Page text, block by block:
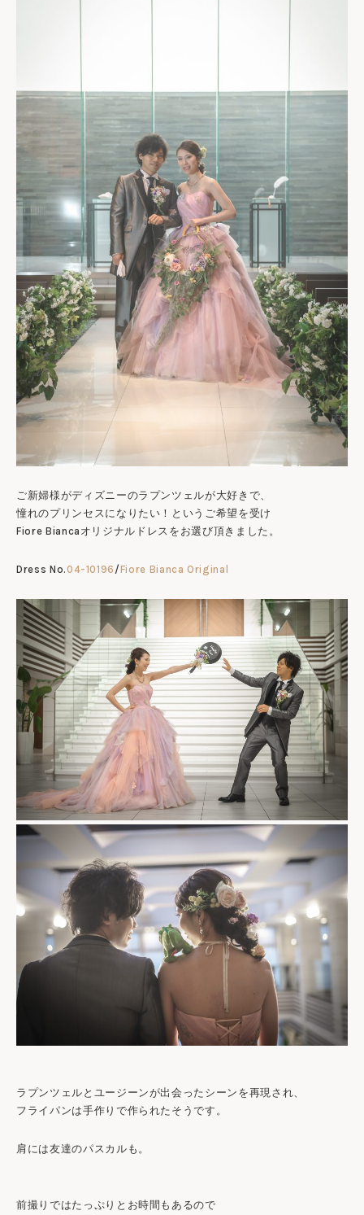
ご新婦様がディズニーのラプンツェルが大好きで、
憧れのプリンセスになりたい！というご希望を受け
Fiore Biancaオリジナルドレスをお選び頂きました。
Dress No.04-10196 /Fiore Bianca Original
ラプンツェルとユージーンが出会ったシーンを再現され、
フライパンは手作りで作られたそうです。
肩には友達のパスカルも。
前撮りではたっぷりとお時間もあるので